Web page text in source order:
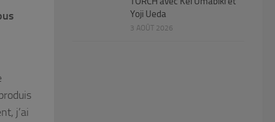
j’ai
Yoji Ueda
3 AOÛT 2026